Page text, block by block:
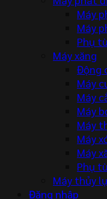
Máy
Máy
Phụ
Máy xăng
Động
Máy
Máy
Máy
Máy
Máy
Máy
Phụ
Máy thủy
Đăng nhập